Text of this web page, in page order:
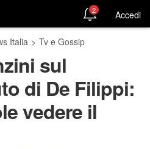
2 Accedi
Italia > Tv e Gossip
sul
di De Filippi:
vedere il